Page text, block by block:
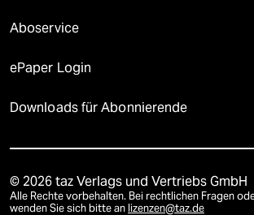
Aboservice
ePaper Login
Downloads für Abonnierende
© 2026 taz Verlags und Vertriebs GmbH
Alle Rechte vorbehalten. Bei rechtlichen Fragen
wenden Sie sich bitte an lizenzen@taz.de